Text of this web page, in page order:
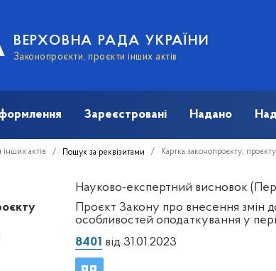
ВЕРХОВНА РАДА УКРАЇНИ
Законопроєкти, проєкти інших актів
Зареєстровані Надано
актів Пошук за реквізитами Картка законопроєкту,
Науково-експертний висновок
Проєкт Закону про внесення змін
особливостей оподаткування у
8401 від 31.01.2023